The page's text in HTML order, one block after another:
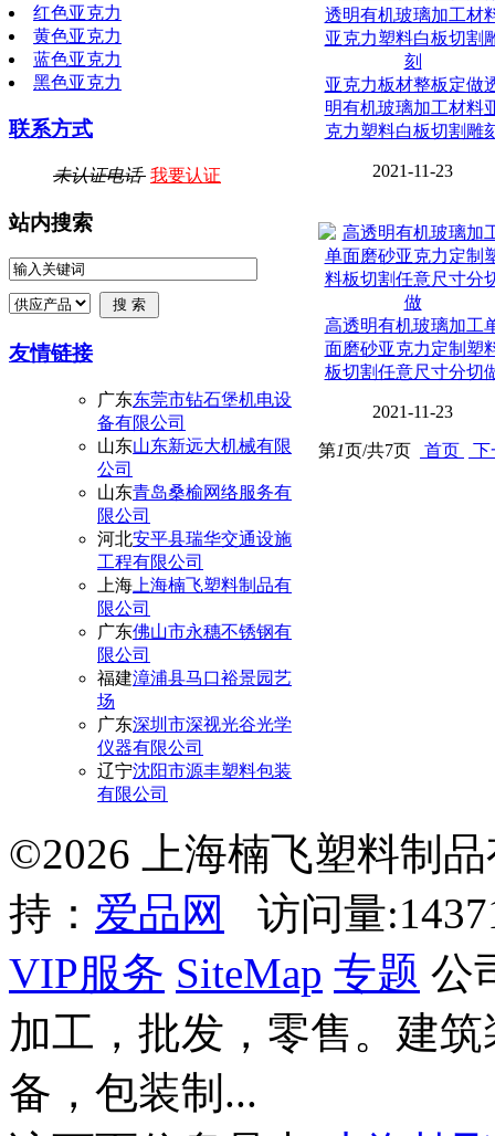
红色亚克力
黄色亚克力
蓝色亚克力
黑色亚克力
联系方式
未认证电话 我要认证
站内搜索
友情链接
广东东莞市钻石堡机电设
备有限公司
山东山东新远大机械有限
公司
山东青岛桑榆网络服务有
限公司
河北安平县瑞华交通设施
工程有限公司
上海 上海楠飞塑料制品有
限公司
广东佛山市永穗不锈钢有
限公司
福建漳浦县马口裕景园艺
场
广东深圳市深视光谷光学
仪器有限公司
辽宁沈阳市源丰塑料包装
有限公司
亚克力板材整板定做
明有机玻璃加工材料
克力塑料白板切割雕
2021-11-23
高透明有机玻璃加工
面磨砂亚克力定制塑
板切割任意尺寸分切
2021-11-23
第1页/共7页 首页
©2026 上海楠飞塑料制
持： 爱品网
访问量
VIP服务 SiteMap 专题 公
加工，批发，零售。建
备，包装制...